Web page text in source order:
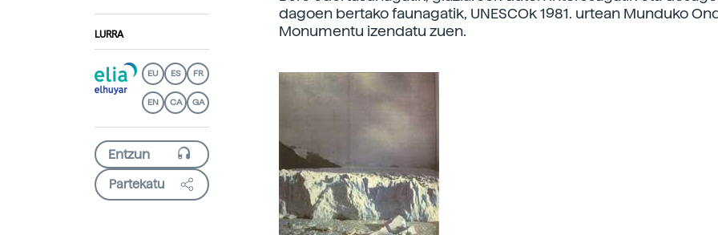
LURRA
EU ES FR
EN CA GA
Partekatu
dagoen bertako faunagatik, UNESCOk 1981. urtean Munduko
Monumentu izendatu zuen.